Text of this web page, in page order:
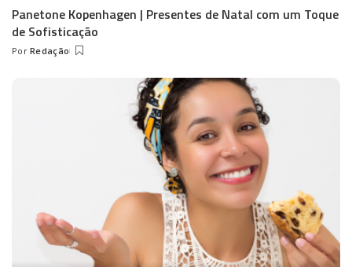
Panetone Kopenhagen | Presentes de Natal com um Toque
de Sofisticação
Posted
Por Redação